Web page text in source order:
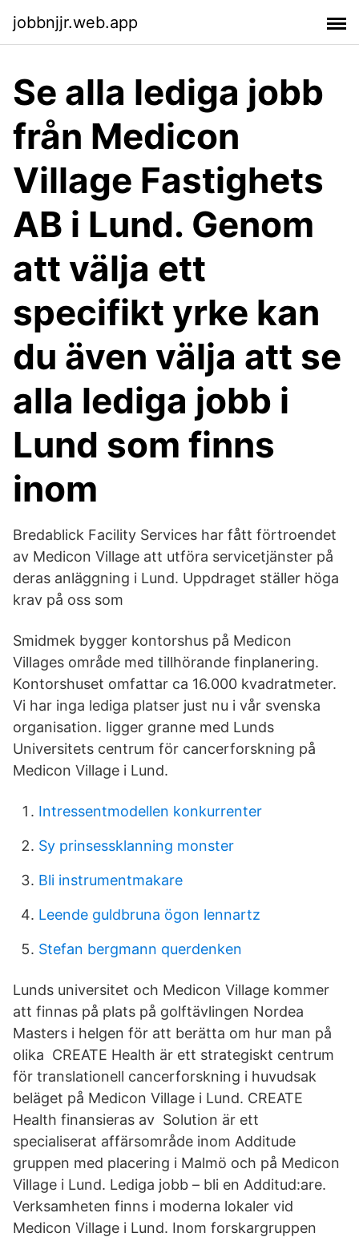
jobbnjjr.web.app
Se alla lediga jobb
från Medicon
Village Fastighets
AB i Lund. Genom
att välja ett
specifikt yrke kan
du även välja att se
alla lediga jobb i
Lund som finns
inom
Bredablick Facility Services har fått förtroendet
av Medicon Village att utföra servicetjänster på
deras anläggning i Lund. Uppdraget ställer höga
krav på oss som
Smidmek bygger kontorshus på Medicon
Villages område med tillhörande finplanering.
Kontorshuset omfattar ca 16.000 kvadratmeter.
Vi har inga lediga platser just nu i vår svenska
organisation. ligger granne med Lunds
Universitets centrum för cancerforskning på
Medicon Village i Lund.
Intressentmodellen konkurrenter
Sy prinsessklanning monster
Bli instrumentmakare
Leende guldbruna ögon lennartz
Stefan bergmann querdenken
Lunds universitet och Medicon Village kommer
att finnas på plats på golftävlingen Nordea
Masters i helgen för att berätta om hur man på
olika CREATE Health är ett strategiskt centrum
för translationell cancerforskning i huvudsak
beläget på Medicon Village i Lund. CREATE
Health finansieras av Solution är ett
specialiserat affärsområde inom Additude
gruppen med placering i Malmö och på Medicon
Village i Lund. Lediga jobb – bli en Additud:are.
Verksamheten finns i moderna lokaler vid
Medicon Village i Lund. Inom forskargruppen